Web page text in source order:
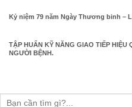
Kỷ niệm 79 năm Ngày Thương binh –
TẬP HUẤN KỸ NĂNG GIAO TIẾP HIỆU
NGƯỜI BỆNH.